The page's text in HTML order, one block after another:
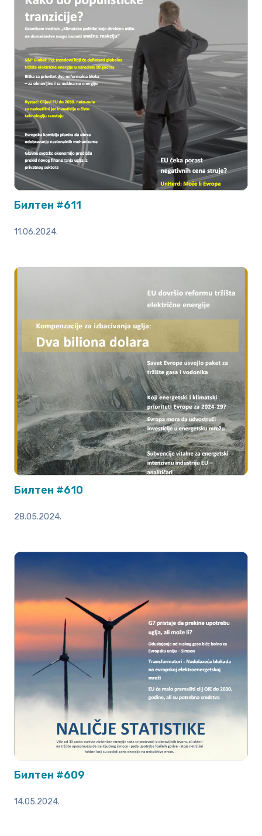
Билтен #611
11.06.2024.
Билтен #610
28.05.2024.
Билтен #609
14.05.2024.